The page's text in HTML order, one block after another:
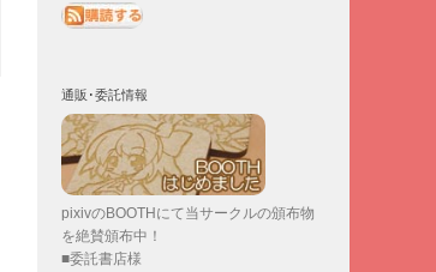
通販･委託情報
pixivのBOOTHにて当サークルの頒布物
を絶賛頒布中！
■委託書店様